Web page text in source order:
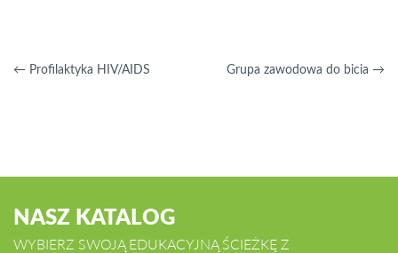
← Profilaktyka HIV/AIDS Grupa zawodowa do bicia →
NASZ KATALOG
WYBIERZ SWOJĄ EDUKACYJNĄ ŚCIEŻKĘ Z